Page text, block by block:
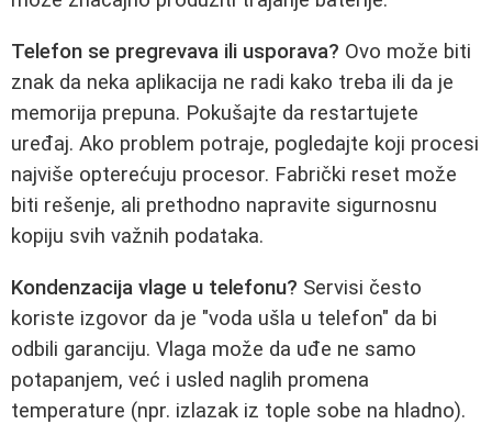
Telefon se pregrevava ili usporava? Ovo može biti
znak da neka aplikacija ne radi kako treba ili da je
memorija prepuna. Pokušajte da restartujete
uređaj. Ako problem potraje, pogledajte koji procesi
najviše opterećuju procesor. Fabrički reset može
biti rešenje, ali prethodno napravite sigurnosnu
kopiju svih važnih podataka.
Kondenzacija vlage u telefonu? Servisi često
koriste izgovor da je "voda ušla u telefon" da bi
odbili garanciju. Vlaga može da uđe ne samo
potapanjem, već i usled naglih promena
temperature (npr. izlazak iz tople sobe na hladno).